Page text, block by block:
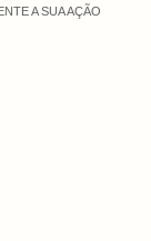
A SUA AÇÃO